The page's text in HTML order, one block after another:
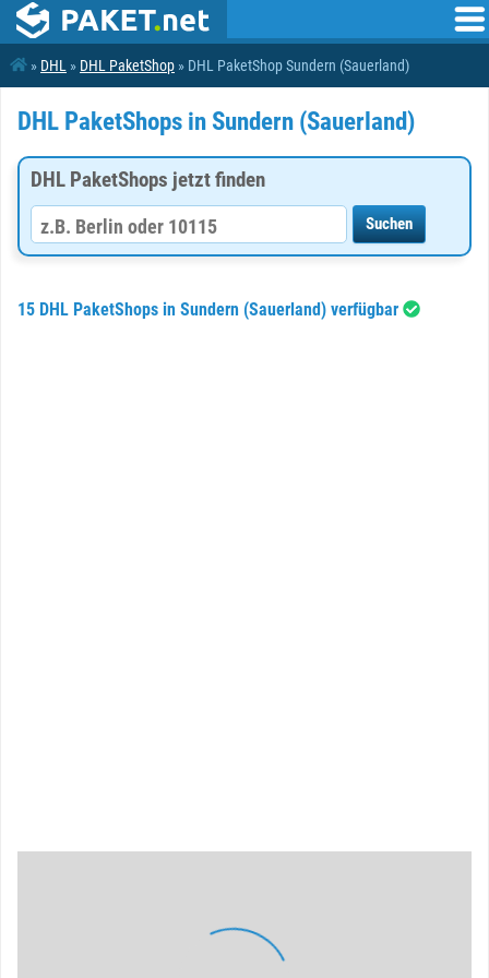
» DHL » DHL PaketShop » DHL PaketShop Sundern (Sauerland)
DHL PaketShops in Sundern (Sauerland)
DHL PaketShops jetzt finden
15 DHL PaketShops in Sundern (Sauerland) verfügbar